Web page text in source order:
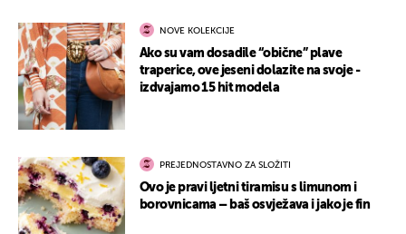
NOVE KOLEKCIJE
Ako su vam dosadile “obične” plave
traperice, ove jeseni dolazite na svoje -
izdvajamo 15 hit modela
PREJEDNOSTAVNO ZA SLOŽITI
Ovo je pravi ljetni tiramisu s limunom i
borovnicama – baš osvježava i jako je fin